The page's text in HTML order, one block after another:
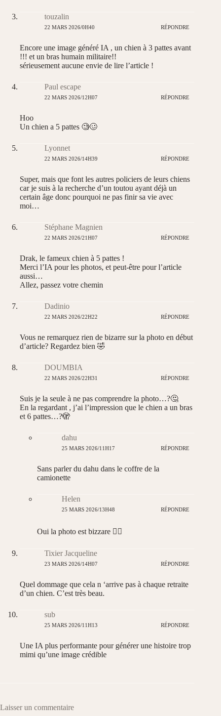
touzalin
22 MARS 2026/0H40 RÉPONDRE
Encore une image généré IA , un chien à 3 pattes avant
!!! et un bras humain militaire!!
sérieusement aucune envie de lire l’article !
Paul escape
22 MARS 2026/12H07 RÉPONDRE
Hoo
Un chien a 5 pattes 🧐🥴
Lyonnet
22 MARS 2026/14H39 RÉPONDRE
Super, mais que font les autres policiers de leurs chiens
car je suis à la recherche d’un toutou ayant déjà un
certain âge donc pourquoi ne pas finir sa vie avec
moi…
Stéphane Magnien
22 MARS 2026/21H07 RÉPONDRE
Drak, le fameux chien à 5 pattes !
Merci l’IA pour les photos, et peut-être pour l’article
aussi…
Allez, passez votre chemin
Dadinio
22 MARS 2026/22H22 RÉPONDRE
Vous ne remarquez rien de bizarre sur la photo en début
d’article? Regardez bien 🤣
DOUMBIA
22 MARS 2026/22H31 RÉPONDRE
Suis je la seule à ne pas comprendre la photo…?🤔
En la regardant , j’ai l’impression que le chien a un bras
et 6 pattes…?🫣
dahu
25 MARS 2026/11H17 RÉPONDRE
Sans parler du dahu dans le coffre de la
camionette
Helen
25 MARS 2026/13H48 RÉPONDRE
Oui la photo est bizzare 😵‍💫
Tixier Jacqueline
23 MARS 2026/14H07 RÉPONDRE
Quel dommage que cela n ‘arrive pas à chaque retraite
d’un chien. C’est très beau.
sub
25 MARS 2026/11H13 RÉPONDRE
Une IA plus performante pour générer une histoire trop
mimi qu’une image crédible
Laisser un commentaire